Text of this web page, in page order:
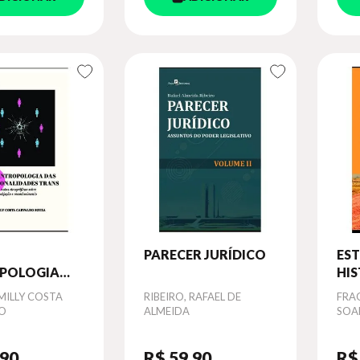
COSTA
PARECER JURÍDICO
Autor
RIBEIRO, RAFAEL DE
ALMEIDA